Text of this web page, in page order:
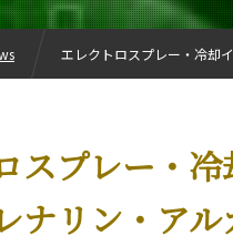
スプレー・
ナリン・ア
エレクトロスプレー・冷却